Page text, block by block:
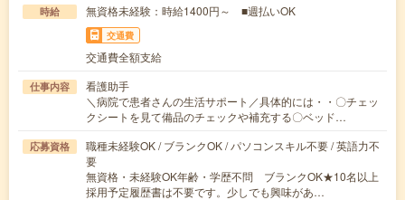
時給 無資格未経験：時給1400円～ ■週払いOK
交通費
交通費全額支給
仕事内容
看護助手
＼病院で患者さんの生活サポート／具体的には・・〇チェッ
クシートを見て備品のチェックや補充する〇ベッド…
応募資格
職種未経験OK / ブランクOK / パソコンスキル不要 / 英語力不
要
無資格・未経験OK年齢・学歴不問 ブランクOK★10名以上
採用予定履歴書は不要です。少しでも興味があ…